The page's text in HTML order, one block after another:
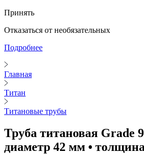
Принять
Отказаться от необязательных
Подробнее
Главная
Титан
Титановые трубы
Труба титановая Grade
диаметр 42 мм •